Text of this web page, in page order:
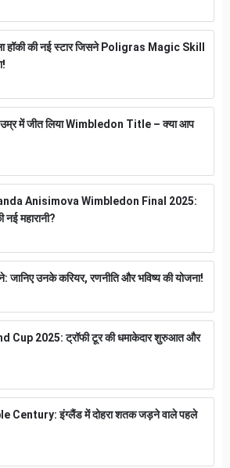
हॉकी की नई स्टार जिसने Poligras Magic Skill
में जीत लिया Wimbledon Title – क्या आप
Anisimova Wimbledon Final 2025:
नई महारानी?
जानिए उनके करियर, रणनीति और भविष्य की योजना!
2025: ट्रॉफी टूर की धमाकेदार शुरुआत और
Century: इंग्लैंड में दोहरा शतक जड़ने वाले पहले